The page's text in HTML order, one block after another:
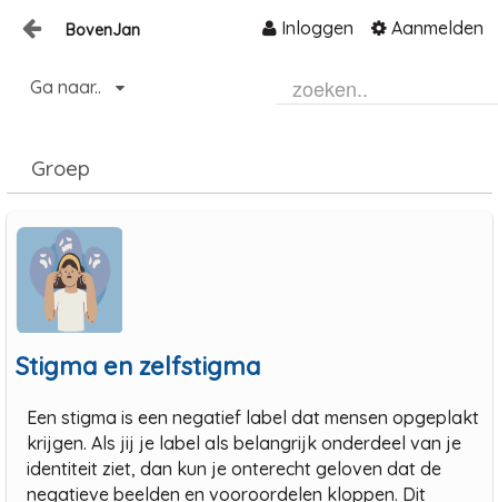
Inloggen Aanmelden
BovenJan
Home
Ga naar..
Groep
Stigma en zelfstigma
Een stigma is een negatief label dat mensen opgeplakt
krijgen. Als jij je label als belangrijk onderdeel van je
identiteit ziet, dan kun je onterecht geloven dat de
negatieve beelden en vooroordelen kloppen. Dit